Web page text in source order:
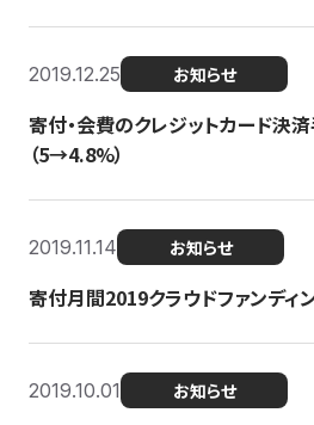
2019.12.25 お知らせ
寄付・会費のクレジットカード決
（5→4.8%）
2019.11.14 お知らせ
寄付月間2019クラウドファンディ
2019.10.01 お知らせ